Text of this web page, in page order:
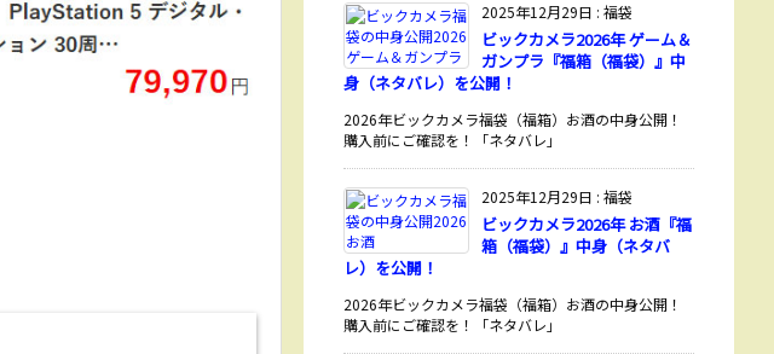
2025年12月29日 : 福袋
ビックカメラ2026年 ゲーム＆
ガンプラ『福箱（福袋）』中
身（ネタバレ）を公開！
2026年ビックカメラ福袋（福箱）お酒の中身公開！
購入前にご確認を！「ネタバレ」
2025年12月29日 : 福袋
ビックカメラ2026年 お酒『福
箱（福袋）』中身（ネタバ
レ）を公開！
2026年ビックカメラ福袋（福箱）お酒の中身公開！
購入前にご確認を！「ネタバレ」